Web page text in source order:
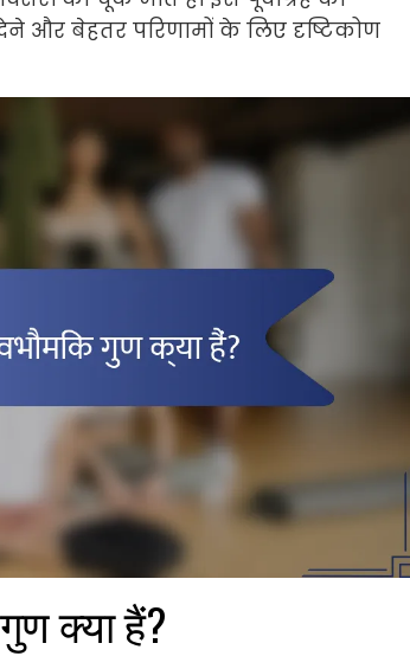
और बेहतर परिणामों के लिए दृष्टिकोण
गुण क्या हैं?